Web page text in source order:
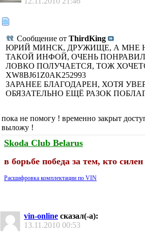
Сообщение от ThirdKing
ЮРИЙ МИНСК, ДРУЖИЩЕ, А МНЕ
ТАКОЙ ИНФОЙ, ОЧЕНЬ
ЛОВКО ПОЛУЧАЕТСЯ, ТОЖ
XW8BJ61Z0AK252993
ЗАРАНЕЕ БЛАГОДАРЕН, ХОТЯ
ОБЯЗАТЕЛЬНО ЕЩЁ РАЗОК
пока не помогу ! временно закрыт
выложу !
Skoda Club Belarus
в борьбе победа за тем, кто
Расшифровка комплектации по VIN
vin-online сказал(-а):
13.11.2010 00:53